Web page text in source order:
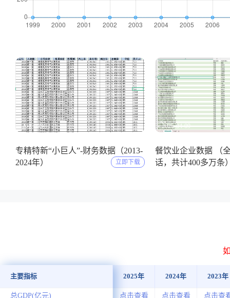
2025-05-11
专精特新“小巨人”-财务数据（2013-
2024年）
立即下载
2025-04-09
餐饮业企业数据 （
话，共计400多万条
主要指标
总GDP(亿元)
2025年 2024年 2023年
点击查看 点击查看 点击查